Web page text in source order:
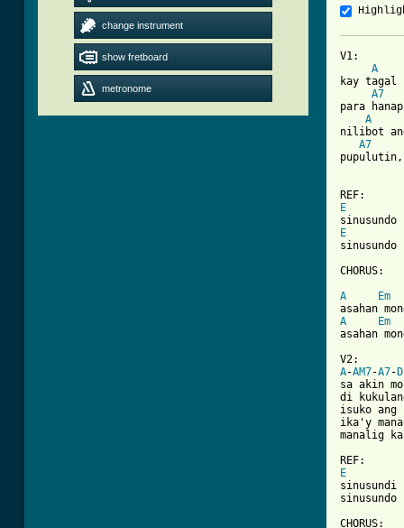
change instrument
show fretboard
metronome
V1:
A
kay tagal
A7
para
A
nilibot
A7
E
E
sinusundo
A
Em
A
Em
asahan
A-AM7-A7- D
sa akin
di
isuko ang
ika'y
manalig
E
sinusundo